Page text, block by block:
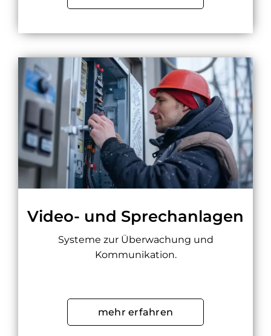
Video- und Sprechanlagen
Systeme zur Überwachung und
Kommunikation.
mehr erfahren